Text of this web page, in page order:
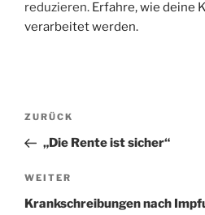
reduzieren. Erfahre, wie deine
verarbeitet werden.
Beitragsnavigation
Vorheriger
Beitrag
ZURÜCK
„Die Rente ist sicher“
Nächster
Beitrag
WEITER
Krankschreibungen nach